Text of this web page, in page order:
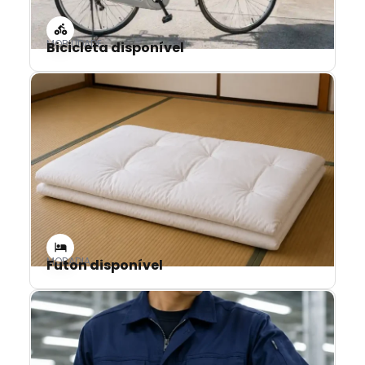
MOBILIDADE
Bicicleta disponível
MORADIA
Futon disponível